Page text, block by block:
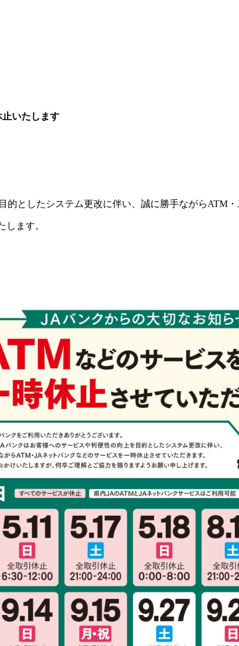
いたします
としたシステム更改に伴い、誠に勝手ながらATM
ます。